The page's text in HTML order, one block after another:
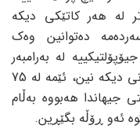
لە هەر کاتێکی دیکە
دەتوانین وەک
لە بەرامبەر
ئەمریکا پێناسە بکەین. ئێمە وەک وڵاتانی دیکە نین، ئێمە لە 75
جیهاندا هەبووە بەڵام
ئەو ڕۆڵە بگێڕین.